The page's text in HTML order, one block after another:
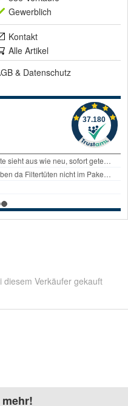
Gewerblich
Kontakt
Alle Artikel
& Datenschutz
diesem Verkäufer gekauft